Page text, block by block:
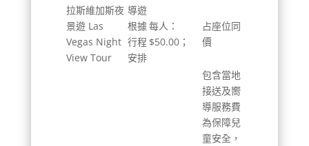
拉斯維加斯夜
景遊 Las
Vegas Night
View Tour
導遊
根據
行程
安排
每人：
$50.00；
占座位同
價
包含當地
接送及嚮
導服務費
為保障兒
童安全，